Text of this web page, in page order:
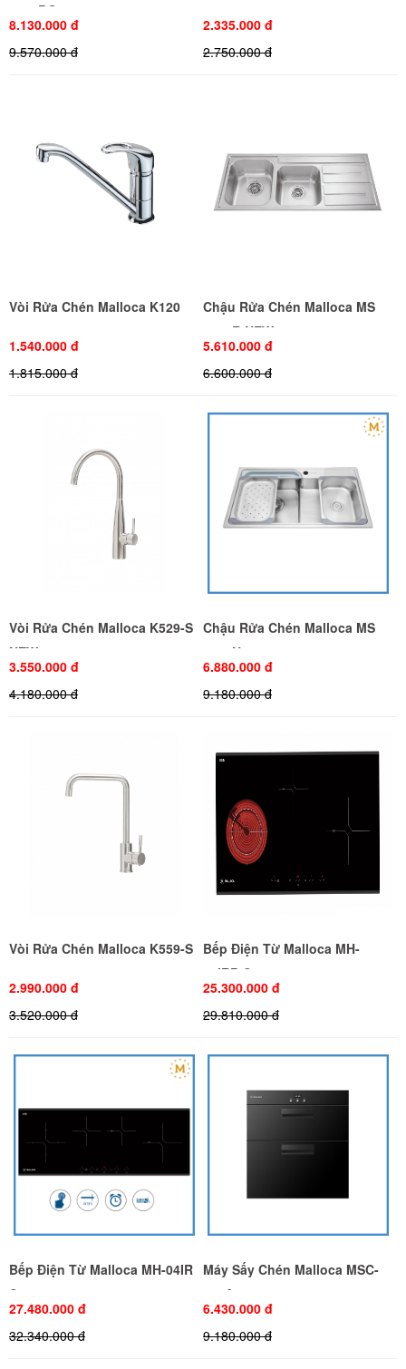
9402BG
8.130.000 đ
9.570.000 đ
2.335.000 đ
2.750.000 đ
Vòi Rửa Chén Malloca K120
1.540.000 đ
1.815.000 đ
Chậu Rửa Chén Malloca MS
1027R NEW
5.610.000 đ
6.600.000 đ
Vòi Rửa Chén Malloca K529-S
NEW
3.550.000 đ
4.180.000 đ
Chậu Rửa Chén Malloca MS
1028N
6.880.000 đ
9.180.000 đ
Vòi Rửa Chén Malloca K559-S
2.990.000 đ
3.520.000 đ
Bếp Điện Từ Malloca MH-
03IRB S
25.300.000 đ
29.810.000 đ
Bếp Điện Từ Malloca MH-04IR
S
27.480.000 đ
32.340.000 đ
Máy Sấy Chén Malloca MSC-
100A
6.430.000 đ
9.180.000 đ